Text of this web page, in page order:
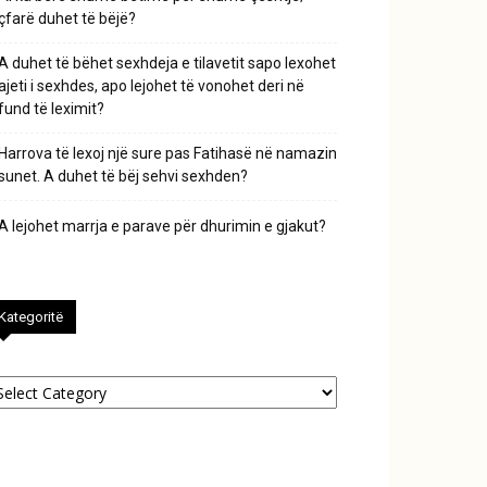
duhet të bëjë?
duhet të bëhet sexhdeja e tilavetit sapo lexohet
i sexhdes, apo lejohet të vonohet deri në
të leximit?
Harrova të lexoj një sure pas Fatihasë në namazin
A duhet të bëj sehvi sexhden?
lejohet marrja e parave për dhurimin e gjakut?